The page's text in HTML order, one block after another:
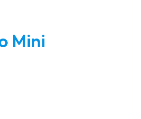
Mini